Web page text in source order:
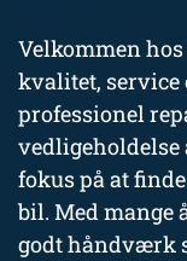
Velkommen
kvalitet,
professionel
fokus på at
bil. Med mange
godt håndværk